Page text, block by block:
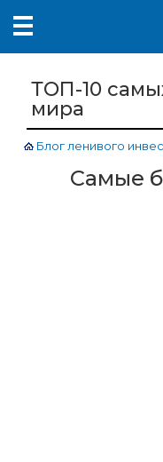
ТОП-10
мира
Блог ленивого
Самые